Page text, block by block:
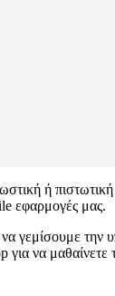
ή
εφαρμογές μας.
γεμίσουμε
να